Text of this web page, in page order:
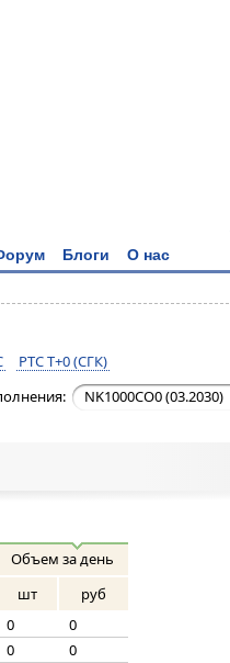
Блоги О нас
РТС T+0 (СГК)
NK1000CO0 (03.2030)
Объем за день
шт
руб
0
0
0
0